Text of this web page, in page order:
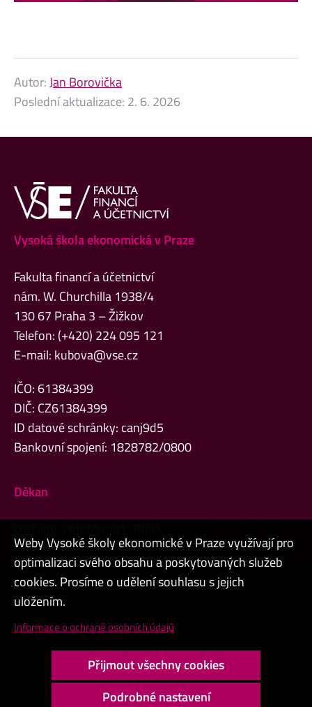
Autor:Jan Borovička
Poslední aktualizace: 2. 6. 2026
Vysoká škola ekonomická v Praze
Fakulta financí a účetnictví
nám. W. Churchilla 1938/4
130 67 Praha 3 – Žižkov
Telefon: (+420) 224 095 121
E-mail: kubova@vse.cz
IČO: 61384399
DIČ: CZ61384399
ID datové schránky: canj9d5
Bankovní spojení: 1828782/0800
Děkan
Admin
Cookies a ochrana osobních údajů
Přístupnost webu
Vysoký kontrast
Weby Vysoké školy ekonomické v Praze využívají pro
optimalizaci svého obsahu a poskytovaných služeb
cookies. Prosíme o udělení souhlasu s jejich
uložením.
Informace o ochraně osobních údajů
Přijmout všechny cookies
Podrobné nastavení